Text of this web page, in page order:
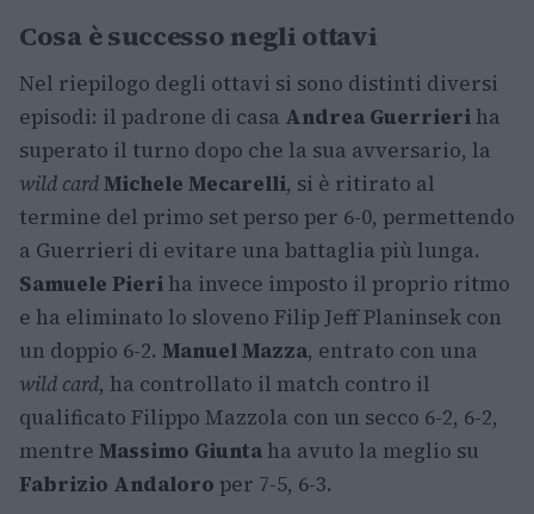
Cosa è successo negli ottavi
Nel riepilogo degli ottavi si sono distinti diversi
episodi: il padrone di casa Andrea Guerrieri ha
superato il turno dopo che la sua avversario, la
wild cardMichele Mecarelli, si è ritirato al
termine del primo set perso per 6-0, permettendo
a Guerrieri di evitare una battaglia più lunga.
Samuele Pieri ha invece imposto il proprio ritmo
e ha eliminato lo sloveno Filip Jeff Planinsek con
un doppio 6-2. Manuel Mazza, entrato con una
wild card, ha controllato il match contro il
qualificato Filippo Mazzola con un secco 6-2, 6-2,
mentre Massimo Giunta ha avuto la meglio su
Fabrizio Andaloro per 7-5, 6-3.